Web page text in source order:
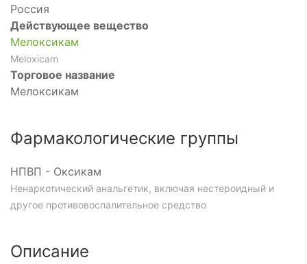
Россия
Действующее вещество
Мелоксикам
Meloxicam
Торговое название
Мелоксикам
Фармакологические группы
НПВП - Оксикам
Ненаркотический анальгетик, включая нестероидный и
другое противовоспалительное средство
Описание